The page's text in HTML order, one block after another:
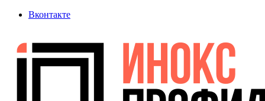
Вконтакте